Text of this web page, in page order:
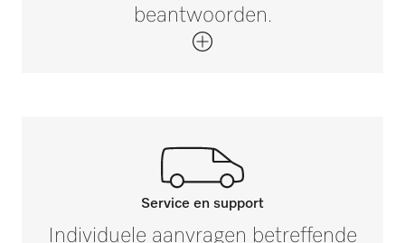
beantwoorden.
Neem contact op met onze
Service en support
Individuele aanvragen betreffende